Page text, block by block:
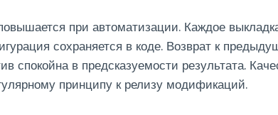
при автоматизации. Каждое
сохраняется в коде. Возврат к
спокойна в предсказуемости результата.
принципу к релизу модификаций.